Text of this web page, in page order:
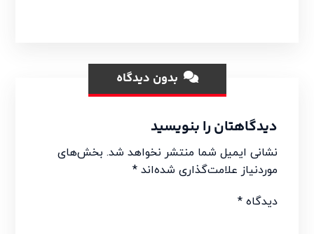
بدون دیدگاه
دیدگاهتان را بنویسید
نشانی ایمیل شما منتشر نخواهد شد. بخش‌های
موردنیاز علامت‌گذاری شده‌اند*
دیدگاه*